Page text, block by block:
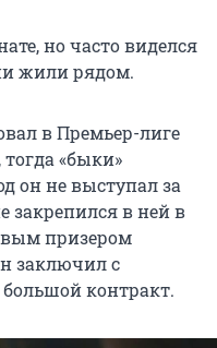
но часто виделся
жили рядом.
в Премьер-лиге
«быки»
он не выступал за
закрепился в ней в
призером
заключил с
контракт.